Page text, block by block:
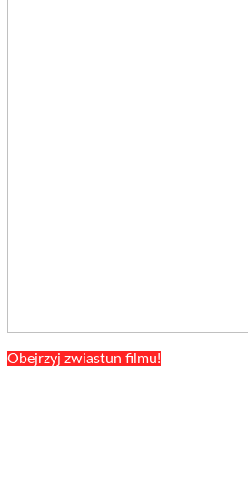
Obejrzyj zwiastun filmu!